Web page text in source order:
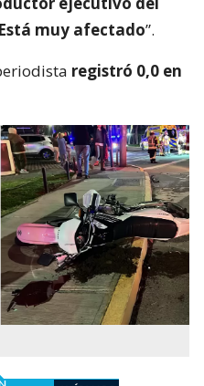
Chilevisión,Francisca
“Él está bien,
Juan Pablo
ejecutivo del
muy afectado”.
registró 0,0 en